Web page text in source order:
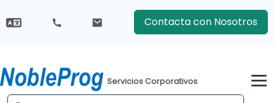
Contacta con Nosotros
Servicios Corporativos